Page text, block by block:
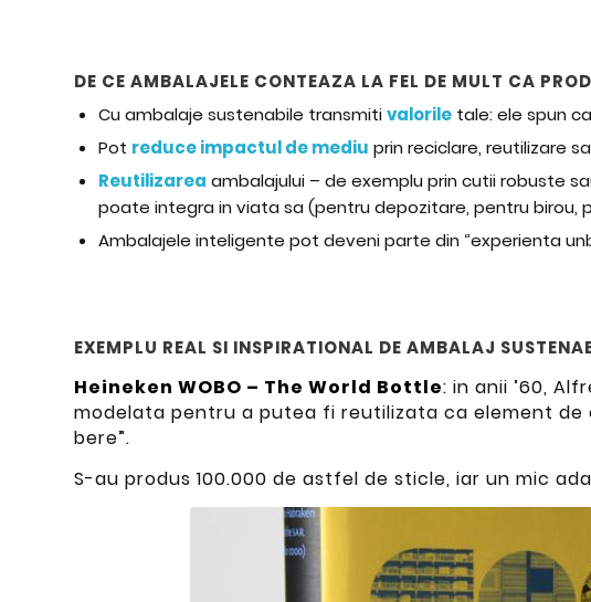
DE CE AMBALAJELE CONTEAZA LA FEL DE MULT CA
Cu ambalaje sustenabile transmiti valorile tale: ele spun
Pot reduce impactul de mediu prin reciclare, reutilizare
Reutilizarea ambalajului – de exemplu prin cutii robuste
poate integra in viata sa (pentru depozitare, pentru birou,
Ambalajele inteligente pot deveni parte din ‘’experienta
EXEMPLU REAL SI INSPIRATIONAL DE AMBALAJ
Heineken WOBO – The World Bottle: in anii ’60,
modelata pentru a putea fi reutilizata ca element
bere”.
S-au produs 100.000 de astfel de sticle, iar un mic